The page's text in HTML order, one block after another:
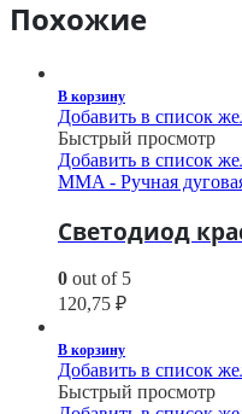
Похожие
В корзину
Добавить в список
Быстрый просмотр
Добавить в список
MMA - Ручная
Светодиод
0 out of 5
120,75 ₽
В корзину
Добавить в список
Быстрый просмотр